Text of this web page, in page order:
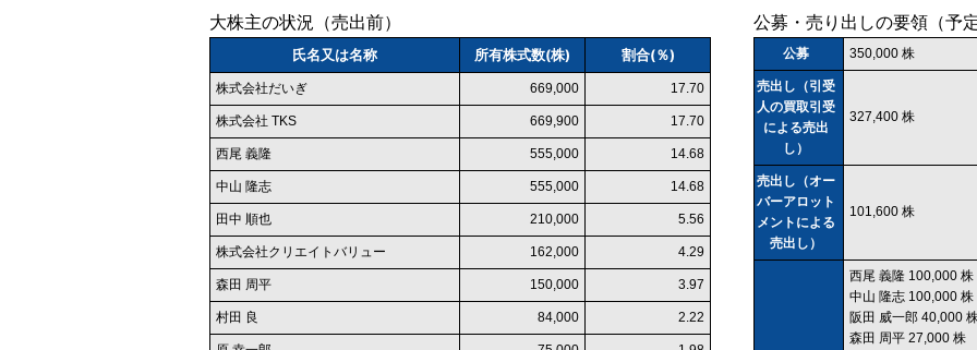
大株主の状況（売出前）
氏名又は名称 所有株式数(株) 割合(％)
株式会社だいぎ 669,000 17.70
株式会社 TKS 669,900 17.70
西尾 義隆 555,000 14.68
中山 隆志 555,000 14.68
田中 順也 210,000 5.56
株式会社クリエイトバリュー 162,000 4.29
森田 周平 150,000 3.97
村田 良 84,000 2.22
公募・売り出しの要領（予
公募 350,000 株
売出し（引受
人の買取引受
による売出
し）
327,400 株
売出し（オー
バーアロット
メントによる
売出し）
101,600 株
西尾 義隆 100,000 株
中山 隆志 100,000 株
阪田 威一郎 40,000
森田 周平 27,000 株